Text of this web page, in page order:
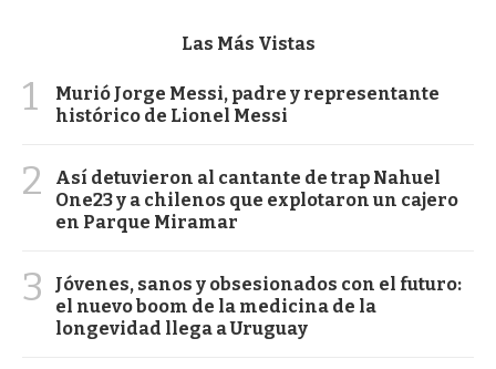
Las Más Vistas
1
Murió Jorge Messi, padre y representante
histórico de Lionel Messi
2
Así detuvieron al cantante de trap Nahuel
One23 y a chilenos que explotaron un cajero
en Parque Miramar
3
Jóvenes, sanos y obsesionados con el futuro:
el nuevo boom de la medicina de la
longevidad llega a Uruguay